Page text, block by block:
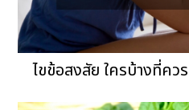
ไขข้อสงสัย ใครบ้างที่ค